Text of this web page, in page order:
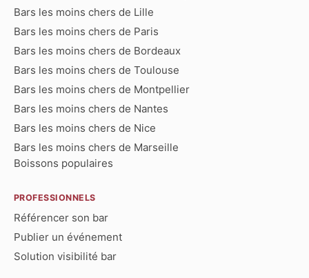
Bars les moins chers de Lille
Bars les moins chers de Paris
Bars les moins chers de Bordeaux
Bars les moins chers de Toulouse
Bars les moins chers de Montpellier
Bars les moins chers de Nantes
Bars les moins chers de Nice
Bars les moins chers de Marseille
Boissons populaires
PROFESSIONNELS
Référencer son bar
Publier un événement
Solution visibilité bar